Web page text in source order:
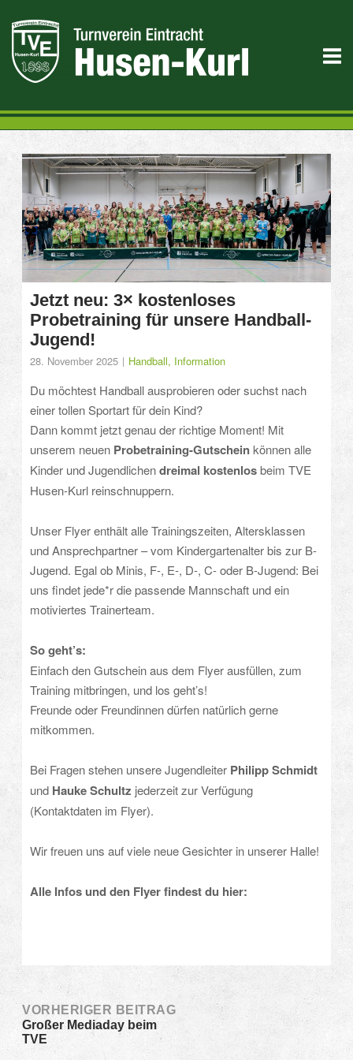
content
Jetzt neu: 3× kostenloses
Probetraining für unsere Handball-
Jugend!
28. November 2025 Handball, Information
Du möchtest Handball ausprobieren oder suchst nach
einer tollen Sportart für dein Kind?
Dann kommt jetzt genau der richtige Moment! Mit
unserem neuen Probetraining-Gutschein können alle
Kinder und Jugendlichendreimal kostenlosbeim TVE
Husen-Kurl reinschnuppern.
Unser Flyer enthält alle Trainingszeiten, Altersklassen
und Ansprechpartner – vom Kindergartenalter bis zur B-
Jugend. Egal ob Minis, F-, E-, D-, C- oder B-Jugend: Bei
uns findet jede*r die passende Mannschaft und ein
motiviertes Trainerteam.
So geht’s:
Einfach den Gutschein aus dem Flyer ausfüllen, zum
Training mitbringen, und los geht’s!
Freunde oder Freundinnen dürfen natürlich gerne
mitkommen.
Bei Fragen stehen unsere Jugendleiter Philipp Schmidt
und Hauke Schultz jederzeit zur Verfügung
(Kontaktdaten im Flyer).
Wir freuen uns auf viele neue Gesichter in unserer Halle!
Alle Infos und den Flyer findest du hier:
Post
navigation
VORHERIGER BEITRAG
Großer Mediaday beim
TVE